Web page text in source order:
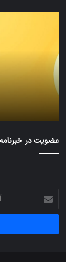
بیداری
تدابیر زمانی
عضویت در خبرنامه
آدرس
ایمیل
خود
وارد